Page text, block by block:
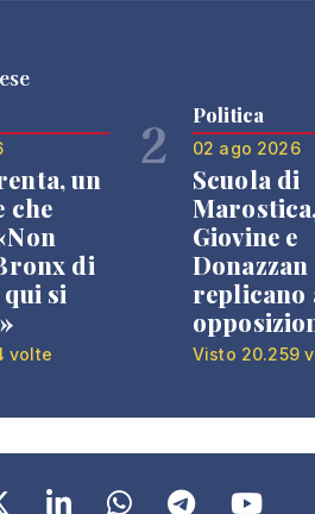
un
che
di
qui si
volte
2 Politica
02 ago 2026
Scuola di
Giovine e
Donazzan
replicano
Visto 20.259